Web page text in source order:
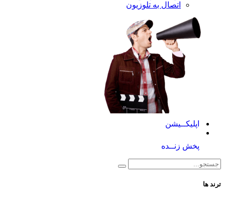
اتصال به تلوزیون
زنــده